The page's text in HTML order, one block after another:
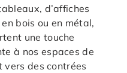
d’affiches
bois ou en métal,
une touche
à nos espaces de
vers des contrées